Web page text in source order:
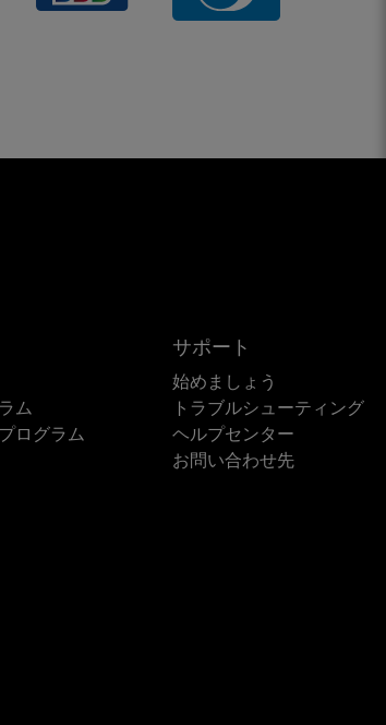
ム
ログラム
サポート
始めましょう
トラブルシューティング
ヘルプセンター
お問い合わせ先